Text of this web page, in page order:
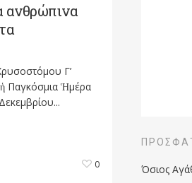
ανθρώπινα
Γ’
ἡ Παγκόσμια Ἡμέρα
0
Όσιος